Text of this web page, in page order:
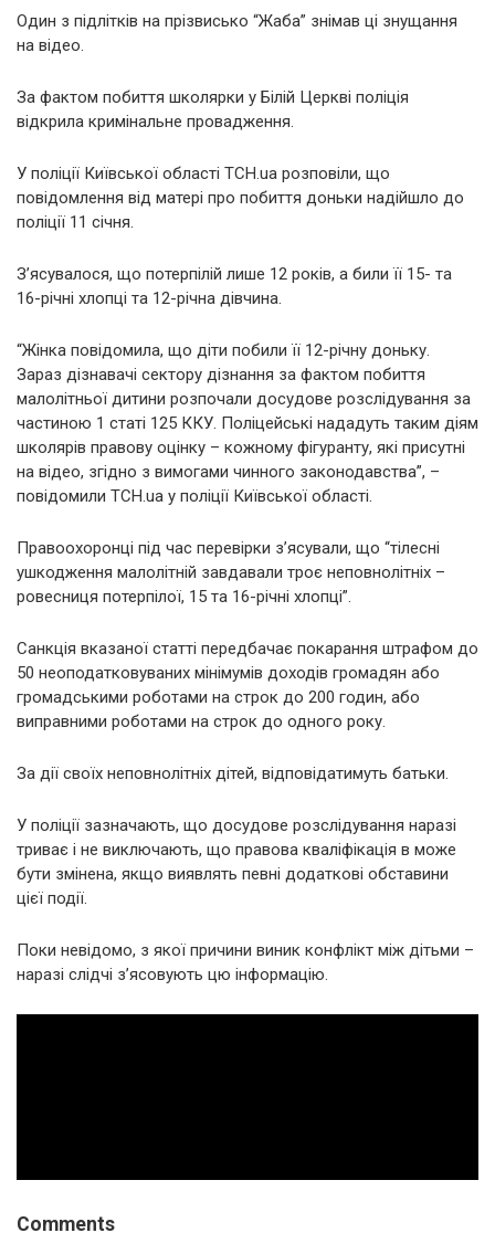
Один з підлітків на прізвисько “Жаба” знімав ці знущання
на відео.
За фактом побиття школярки у Білій Церкві поліція
відкрила кримінальне провадження.
У поліції Київської області ТСН.ua розповіли, що
повідомлення від матері про побиття доньки надійшло до
поліції 11 січня.
З’ясувалося, що потерпілій лише 12 років, а били її 15- та
16-річні хлопці та 12-річна дівчина.
“Жінка повідомила, що діти побили її 12-річну доньку.
Зараз дізнавачі сектору дізнання за фактом побиття
малолітньої дитини розпочали досудове розслідування за
частиною 1 статі 125 ККУ. Поліцейські нададуть таким діям
школярів правову оцінку – кожному фігуранту, які присутні
на відео, згідно з вимогами чинного законодавства”, –
повідомили ТСН.ua у поліції Київської області.
Правоохоронці під час перевірки з’ясували, що “тілесні
ушкодження малолітній завдавали троє неповнолітніх –
ровесниця потерпілої, 15 та 16-річні хлопці”.
Санкція вказаної статті передбачає покарання штрафом до
50 неоподатковуваних мінімумів доходів громадян або
громадськими роботами на строк до 200 годин, або
виправними роботами на строк до одного року.
За дії своїх неповнолітніх дітей, відповідатимуть батьки.
У поліції зазначають, що досудове розслідування наразі
триває і не виключають, що правова кваліфікація в може
бути змінена, якщо виявлять певні додаткові обставини
цієї події.
Поки невідомо, з якої причини виник конфлікт між дітьми –
наразі слідчі з’ясовують цю інформацію.
Comments